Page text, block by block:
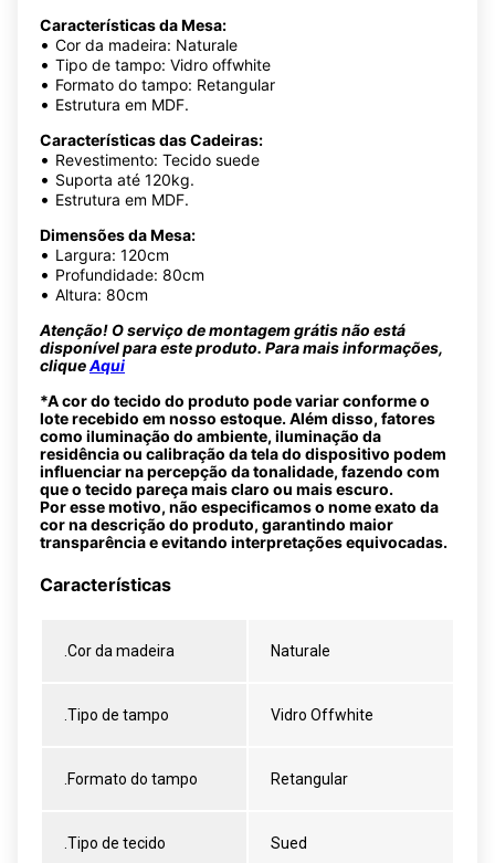
Características da Mesa:
• Cor da madeira: Naturale
• Tipo de tampo: Vidro offwhite
• Formato do tampo: Retangular
• Estrutura em MDF.
Características das Cadeiras:
• Revestimento: Tecido suede
• Suporta até 120kg.
• Estrutura em MDF.
Dimensões da Mesa:
• Largura: 120cm
• Profundidade: 80cm
• Altura: 80cm
Atenção! O serviço de montagem grátis não está
disponível para este produto. Para mais informações,
cliqueAqui
*A cor do tecido do produto pode variar conforme o
lote recebido em nosso estoque. Além disso, fatores
como iluminação do ambiente, iluminação da
residência ou calibração da tela do dispositivo podem
influenciar na percepção da tonalidade, fazendo com
que o tecido pareça mais claro ou mais escuro.
Por esse motivo, não especificamos o nome exato da
cor na descrição do produto, garantindo maior
transparência e evitando interpretações equivocadas.
Características
.Cor da madeira Naturale
.Tipo de tampo Vidro Offwhite
.Formato do tampo Retangular
.Tipo de tecido Sued